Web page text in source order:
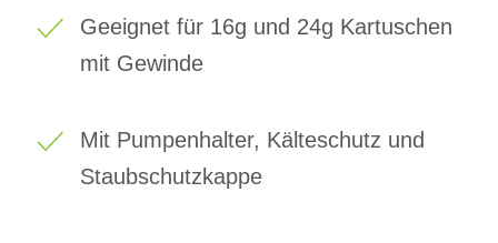
Geeignet für 16g und 24g Kartuschen
mit Gewinde
Mit Pumpenhalter, Kälteschutz und
Staubschutzkappe